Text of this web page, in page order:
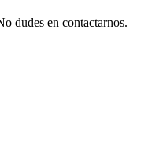
dudes en contactarnos.